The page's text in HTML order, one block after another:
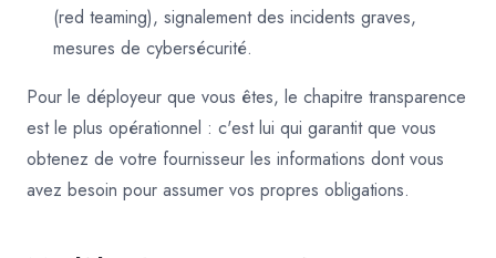
(red teaming), signalement des incidents graves,
mesures de cybersécurité.
Pour le déployeur que vous êtes, le chapitre transparence
est le plus opérationnel : c'est lui qui garantit que vous
obtenez de votre fournisseur les informations dont vous
avez besoin pour assumer vos propres obligations.